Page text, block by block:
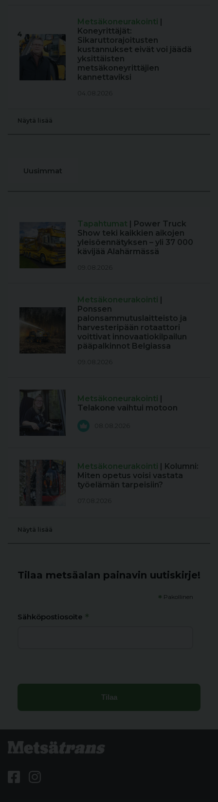
4
Metsäkoneurakointi |
Koneyrittäjät:
Sikaruttorajoitusten
kustannukset eivät voi jäädä
yksittäisten
metsäkoneyrittäjien
kannettaviksi
04.08.2026
Näytä lisää
Uusimmat
Tapahtumat | Power Truck
Show teki kaikkien aikojen
yleisöennätyksen – yli 37 000
kävijää Alahärmässä
09.08.2026
Metsäkoneurakointi |
Ponssen
palonsammutuslaitteisto ja
harvesteripään rotaattori
voittivat innovaatiokilpailun
pääpalkinnot Belgiassa
09.08.2026
Metsäkoneurakointi |
Telakone vaihtui motoon
08.08.2026
Metsäkoneurakointi | Kolumni:
Miten opetus voisi vastata
työelämän tarpeisiin?
07.08.2026
Näytä lisää
Tilaa metsäalan painavin uutiskirje!
* Pakollinen
Sähköpostiosoite *